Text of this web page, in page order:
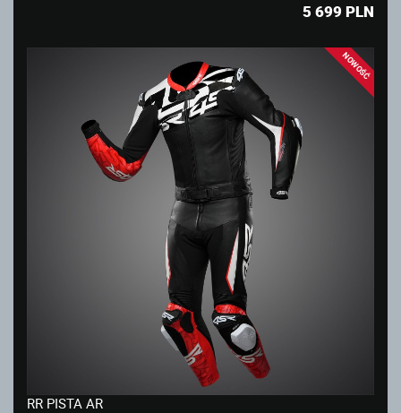
5 699 PLN
NOWOŚĆ
RR PISTA AR